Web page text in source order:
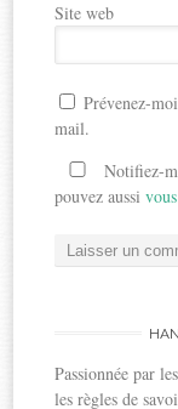
Site web
Prévenez-
mail.
Notifiez-
pouvez aussi
Passionnée par
les règles de